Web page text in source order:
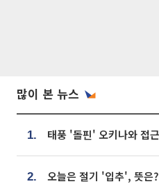
많이 본 뉴스
1.
2. 오늘은 절기 '입추', 뜻은?